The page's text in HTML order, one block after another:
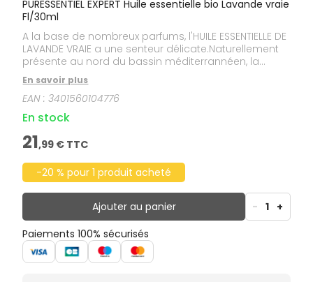
PURESSENTIEL EXPERT Huile essentielle bio Lavande vraie
Fl/30ml
A la base de nombreux parfums, l'HUILE ESSENTIELLE DE
LAVANDE VRAIE a une senteur délicate.Naturellement
présente au nord du bassin méditerrannéen, la
lavande vraie ou officinale est aussi cultivée depuis
quelques années en Bulgarie, en Ukraine et même en
Australie. En France, les quatre départements
producteurs du Midi représentent à eux seuls
quelque 20 000 hectares cultivés.Cette huile
essentielle est HEBBD (Huile Essentielle
Botaniquement et Biochimiquement Définie).
En savoir plus
EAN :3401560104776
En stock
21,99 € TTC
-20 % pour 1 produit acheté
Ajouter au panier - 1 +
Paiements 100% sécurisés